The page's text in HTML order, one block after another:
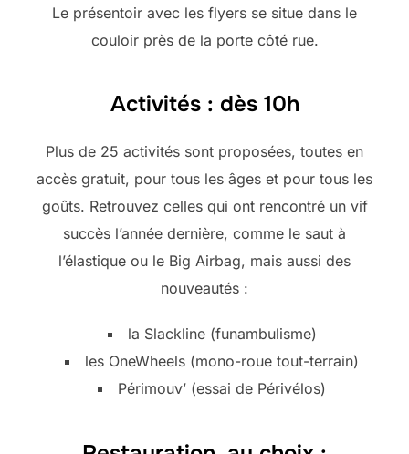
Le présentoir avec les flyers se situe dans le
couloir près de la porte côté rue.
Activités : dès 10h
Plus de 25 activités sont proposées, toutes en
accès gratuit, pour tous les âges et pour tous les
goûts. Retrouvez celles qui ont rencontré un vif
succès l’année dernière, comme le saut à
l’élastique ou le Big Airbag, mais aussi des
nouveautés :
la Slackline (funambulisme)
les OneWheels (mono-roue tout-terrain)
Périmouv’ (essai de Périvélos)